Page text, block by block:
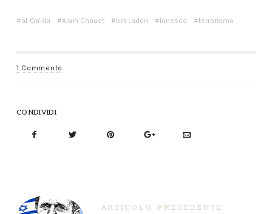
al-Qa'ida Alain Chouet bin Laden Ionesco terrorismo
1 Commento
CONDIVIDI
ARTICOLO PRECEDENTE